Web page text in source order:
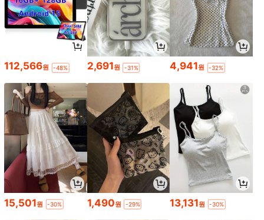
112,566원 -48% 2,691원 -31% 4,941원 -32%
15,501원 -30% 1,490원 -29% 13,131원 -30%